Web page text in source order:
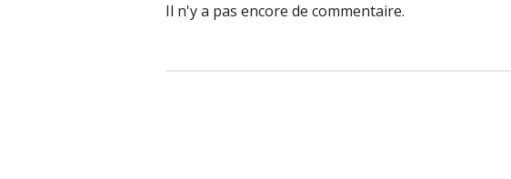
Il n'y a pas encore de commentaire.